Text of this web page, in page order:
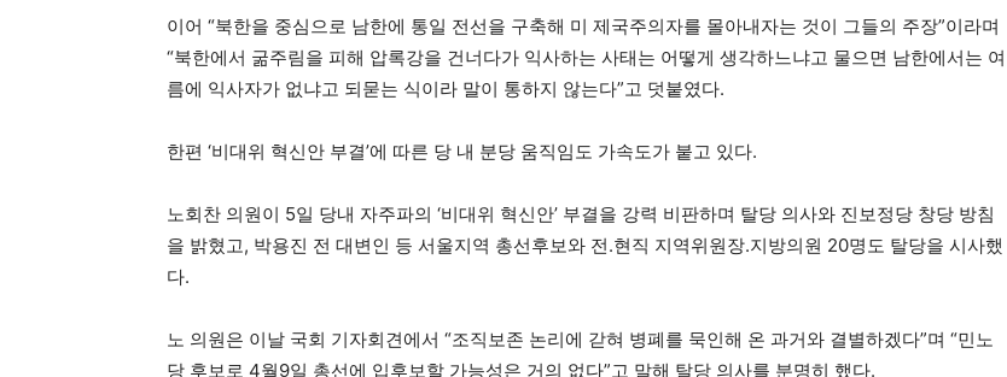
이어 “북한을 중심으로 남한에 통일 전선을 구축해 미 제국주의자를 몰아내자는 것이 그들의 주장”이라며
“북한에서 굶주림을 피해 압록강을 건너다가 익사하는 사태는 어떻게 생각하느냐고 물으면 남한에서는 여
름에 익사자가 없냐고 되묻는 식이라 말이 통하지 않는다”고 덧붙였다.
한편 ‘비대위 혁신안 부결’에 따른 당 내 분당 움직임도 가속도가 붙고 있다.
노회찬 의원이 5일 당내 자주파의 ‘비대위 혁신안’ 부결을 강력 비판하며 탈당 의사와 진보정당 창당 방침
을 밝혔고, 박용진 전 대변인 등 서울지역 총선후보와 전.현직 지역위원장.지방의원 20명도 탈당을 시사했
다.
노 의원은 이날 국회 기자회견에서 “조직보존 논리에 갇혀 병폐를 묵인해 온 과거와 결별하겠다”며 “민노
당 후보로 4월9일 총선에 입후보할 가능성은 거의 없다”고 말해 탈당 의사를 분명히 했다.